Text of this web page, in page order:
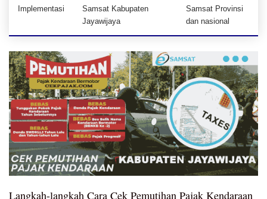
Implementasi
Samsat Kabupaten
Jayawijaya
Samsat Provinsi
dan nasional
Langkah-langkah Cara Cek Pemutihan Pajak Kendaraan